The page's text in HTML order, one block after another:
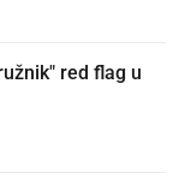
red flag u